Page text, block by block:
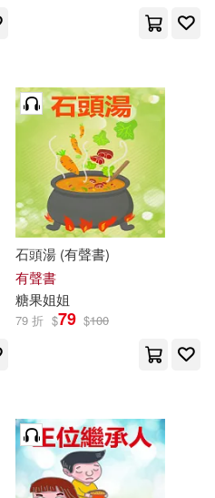
石頭湯 (有聲書)
有聲書
糖果姐姐
79 折 $79 $100